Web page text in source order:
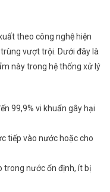
theo công nghệ hiện
vượt trội. Dưới đây là
này trong hệ thống xử lý
99,9% vi khuẩn gây hại
tiếp vào nước hoặc cho
trong nước ổn định, ít bị